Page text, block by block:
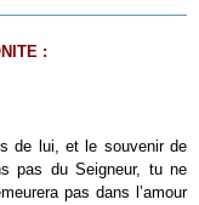
:
de lui, et le souvenir de
pas du Seigneur, tu ne
pas dans l’amour